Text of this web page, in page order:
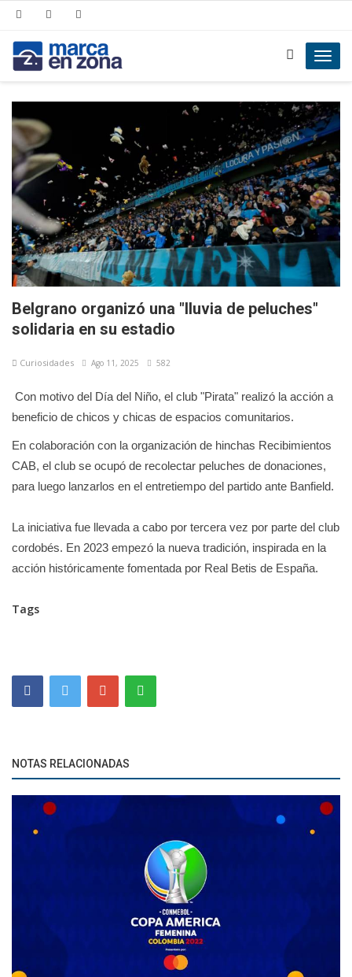
Belgrano organizó una "lluvia de peluches"
solidaria en su estadio
Curiosidades Ago 11, 2025 582
Con motivo del Día del Niño, el club "Pirata" realizó la acción a
beneficio de chicos y chicas de espacios comunitarios.
En colaboración con la organización de hinchas Recibimientos
CAB, el club se ocupó de recolectar peluches de donaciones,
para luego lanzarlos en el entretiempo del partido ante Banfield.
La iniciativa fue llevada a cabo por tercera vez por parte del club
cordobés. En 2023 empezó la nueva tradición, inspirada en la
acción históricamente fomentada por Real Betis de España.
Tags
NOTAS RELACIONADAS